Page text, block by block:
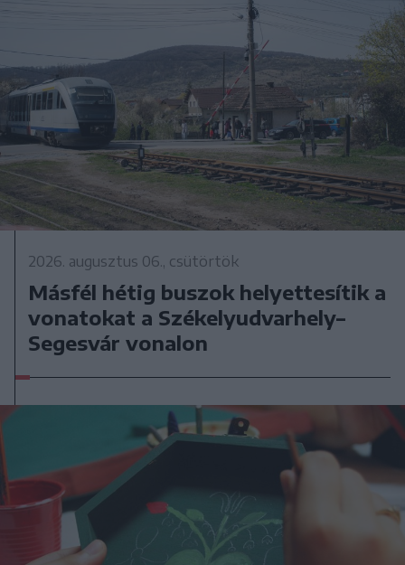
2026. augusztus 06., csütörtök
Másfél hétig buszok helyettesítik a
vonatokat a Székelyudvarhely–
Segesvár vonalon